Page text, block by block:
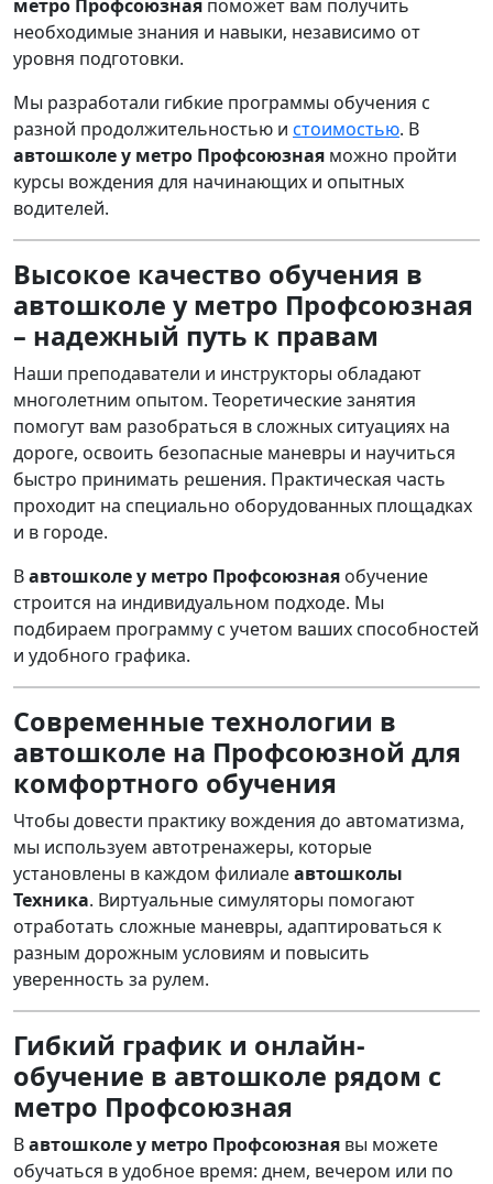
метро Профсоюзная поможет вам получить
необходимые знания и навыки, независимо от
уровня подготовки.
Мы разработали гибкие программы обучения с
разной продолжительностью и стоимостью. В
автошколе у метро Профсоюзная можно пройти
курсы вождения для начинающих и опытных
водителей.
Высокое качество обучения в
автошколе у метро Профсоюзная
– надежный путь к правам
Наши преподаватели и инструкторы обладают
многолетним опытом. Теоретические занятия
помогут вам разобраться в сложных ситуациях на
дороге, освоить безопасные маневры и научиться
быстро принимать решения. Практическая часть
проходит на специально оборудованных площадках
и в городе.
Вавтошколе у метро Профсоюзная обучение
строится на индивидуальном подходе. Мы
подбираем программу с учетом ваших способностей
и удобного графика.
Современные технологии в
автошколе на Профсоюзной для
комфортного обучения
Чтобы довести практику вождения до автоматизма,
мы используем автотренажеры, которые
установлены в каждом филиалеавтошколы
Техника. Виртуальные симуляторы помогают
отработать сложные маневры, адаптироваться к
разным дорожным условиям и повысить
уверенность за рулем.
Гибкий график и онлайн-
обучение в автошколе рядом с
метро Профсоюзная
Вавтошколе у метро Профсоюзная вы можете
обучаться в удобное время: днем, вечером или по